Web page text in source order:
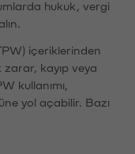
hukuk, vergi
içeriklerinden
kayıp veya
kullanımı,
yol açabilir. Bazı